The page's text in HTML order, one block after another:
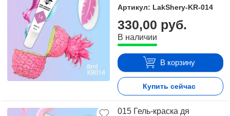
Артикул: LakShery-KR-014
330,00 руб.
В наличии
В корзину
Купить сейчас
015 Гель-краска дя